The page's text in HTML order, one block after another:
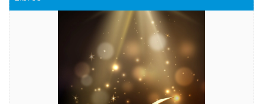
Haz realidad tu historia
Comprar